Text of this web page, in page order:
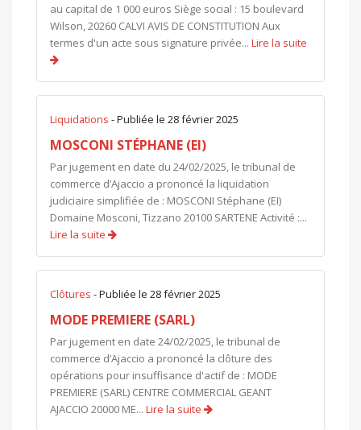
au capital de 1 000 euros Siège social : 15 boulevard
Wilson, 20260 CALVI AVIS DE CONSTITUTION Aux
termes d'un acte sous signature privée... Lire la suite
Liquidations - Publiée le 28 février 2025
MOSCONI STÉPHANE (EI)
Par jugement en date du 24/02/2025, le tribunal de
commerce d’Ajaccio a prononcé la liquidation
judiciaire simplifiée de : MOSCONI Stéphane (EI)
Domaine Mosconi, Tizzano 20100 SARTENE Activité :...
Lire la suite
Clôtures - Publiée le 28 février 2025
MODE PREMIERE (SARL)
Par jugement en date 24/02/2025, le tribunal de
commerce d’Ajaccio a prononcé la clôture des
opérations pour insuffisance d'actif de : MODE
PREMIERE (SARL) CENTRE COMMERCIAL GEANT
AJACCIO 20000 ME... Lire la suite